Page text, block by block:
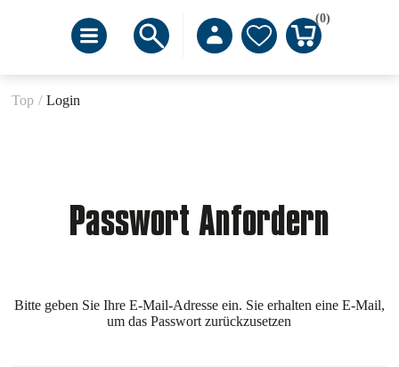
(0)
Top / Login
Passwort Anfordern
Bitte geben Sie Ihre E-Mail-Adresse ein. Sie erhalten eine E-Mail,
um das Passwort zurückzusetzen